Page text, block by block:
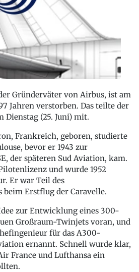
Gründerväter von Airbus, ist am
Jahren verstorben. Das teilte der
Dienstag (25. Juni) mit.
Frankreich, geboren, studierte
bevor er 1943 zur
der späteren Sud Aviation, kam.
und wurde 1952
Er war Teil des
beim Erstflug der Caravelle.
zur Entwicklung eines 300-
Großraum-Twinjets voran, und
für das A300-
ernannt. Schnell wurde klar,
France und Lufthansa ein